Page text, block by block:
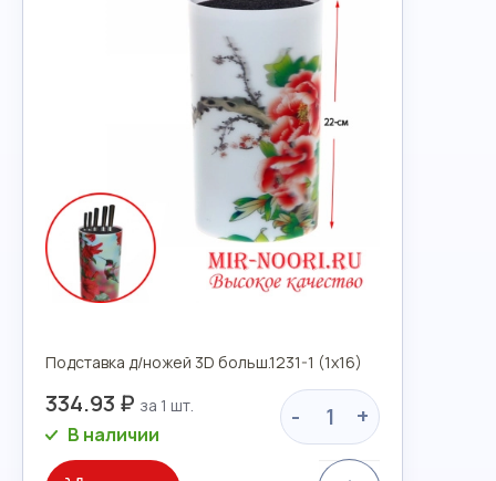
Подставка д/ножей 3D больш.1231-1 (1х16)
334.93 ₽ - +
В наличии